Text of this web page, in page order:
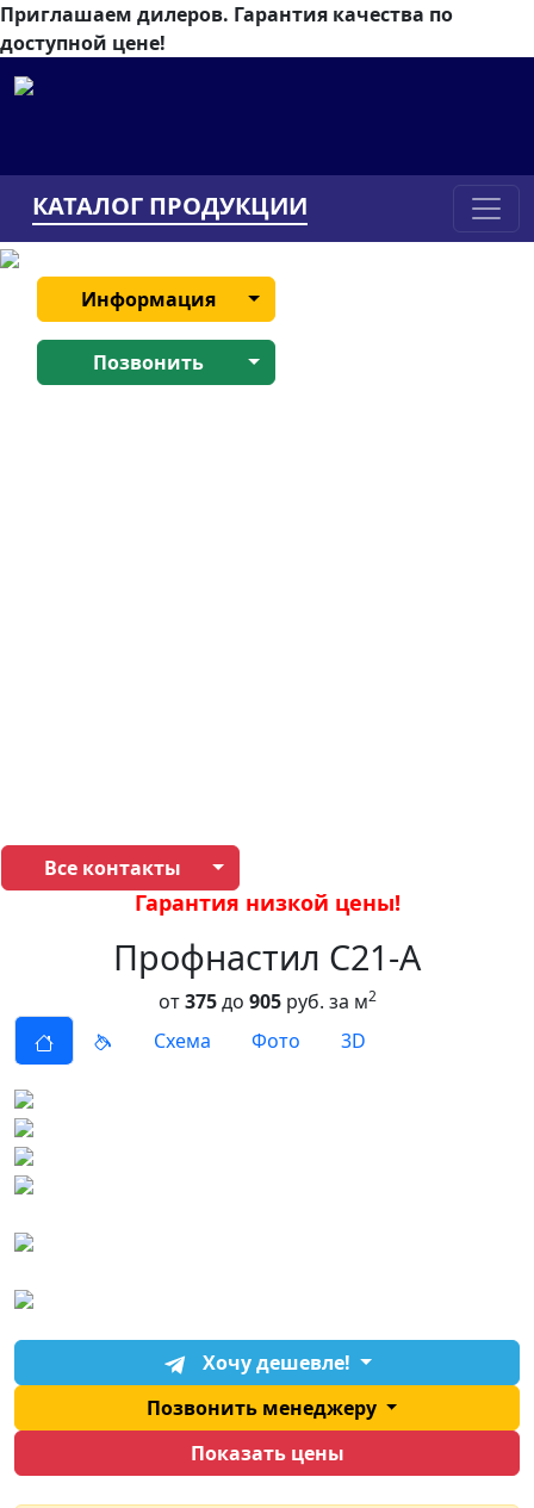
Приглашаем дилеров. Гарантия качества по
доступной цене!
КАТАЛОГ ПРОДУКЦИИ
Информация
Позвонить
Все контакты
Гарантия низкой цены!
Профнастил С21-А
от375до 905руб. за м2
Схема Фото 3D
Хочу дешевле!
Позвонить менеджеру
Показать цены